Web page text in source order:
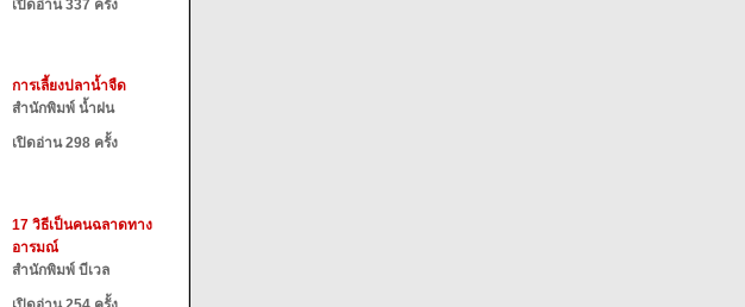
เปิดอ่าน 337 ครั้ง
การเลี้ยงปลาน้ำจืด
สำนักพิมพ์ น้ำฝน
เปิดอ่าน 298 ครั้ง
17 วิธีเป็นคนฉลาดทาง
อารมณ์
สำนักพิมพ์ บีเวล